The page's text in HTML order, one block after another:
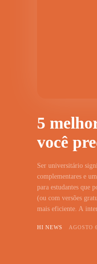
5
você
Ser universitário
complementares e
para estudantes que
(ou com versões
mais eficiente. A
HI NEWS AGOSTO